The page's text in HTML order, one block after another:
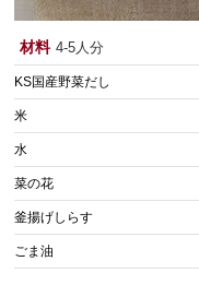
材料 4-5人分
KS国産野菜だし
米
水
菜の花
釜揚げしらす
ごま油